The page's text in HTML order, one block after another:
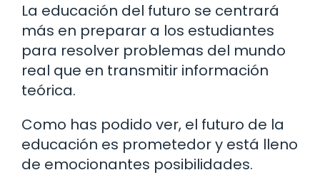
La educación del futuro se centrará
más en preparar a los estudiantes
para resolver problemas del mundo
real que en transmitir información
teórica.
Como has podido ver, el futuro de la
educación es prometedor y está lleno
de emocionantes posibilidades.